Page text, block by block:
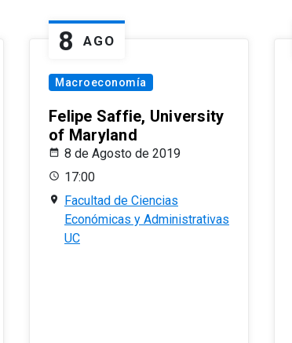
8 AGO
Macroeconomía
Felipe Saffie, University
of Maryland
8 de Agosto de 2019
17:00
Facultad de Ciencias
Económicas y Administrativas
UC